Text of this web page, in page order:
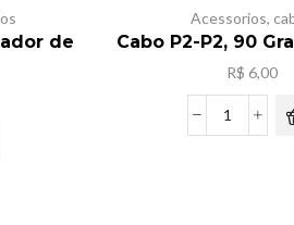
de
Acessorios,
Cabo P2-P2, 90
R$ 6,00
Cabo